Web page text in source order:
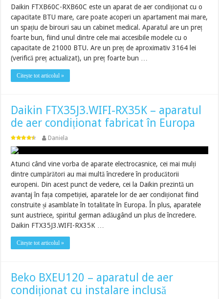
Daikin FTXB60C-RXB60C este un aparat de aer condiționat cu o
capacitate BTU mare, care poate acoperi un apartament mai mare,
un spațiu de birouri sau un cabinet medical. Aparatul are un preț
foarte bun, fiind unul dintre cele mai accesibile modele cu o
capacitate de 21000 BTU. Are un preț de aproximativ 3164 lei
(verifică preț actualizat), un preț foarte bun …
Citește tot articolul »
Daikin FTX35J3.WIFI-RX35K – aparatul
de aer condiționat fabricat în Europa
Daniela
Atunci când vine vorba de aparate electrocasnice, cei mai mulți
dintre cumpărători au mai multă încredere în producătorii
europeni. Din acest punct de vedere, cei la Daikin prezintă un
avantaj în fața competiției, aparatele lor de aer condiționat fiind
construite și asamblate în totalitate în Europa. În plus, aparatele
sunt austriece, spiritul german adăugând un plus de încredere.
Daikin FTX35J3.WIFI-RX35K …
Citește tot articolul »
Beko BXEU120 – aparatul de aer
condiționat cu instalare inclusă